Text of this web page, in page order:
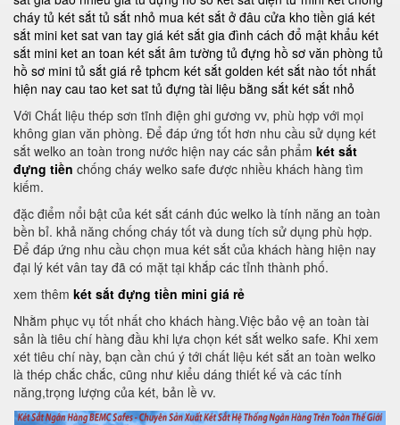
cháy tủ két sắt tủ sắt nhỏ mua két sắt ở đâu cửa kho tiền giá két
sắt mini ket sat van tay giá két sắt gia đình cách đổ mật khẩu két
sắt mini ket an toan két sắt âm tường tủ đựng hồ sơ văn phòng tủ
hồ sơ mini tủ sắt giá rẻ tphcm két sắt golden két sắt nào tốt nhất
hiện nay cau tao ket sat tủ đựng tài liệu bằng sắt két sắt nhỏ
Với Chất liệu thép sơn tĩnh điện ghi gương vv, phù hợp với mọi
không gian văn phòng. Để đáp ứng tốt hơn nhu cầu sử dụng két
sắt welko an toàn trong nước hiện nay các sản phẩm két sắt
đựng tiền chống cháy welko safe được nhiều khách hàng tìm
kiếm.
đặc điểm nổi bật của két sắt cánh đúc welko là tính năng an toàn
bền bỉ. khả năng chống cháy tốt và dung tích sử dụng phù hợp.
Để đáp ứng nhu cầu chọn mua két sắt của khách hàng hiện nay
đại lý két vân tay đã có mặt tại khắp các tỉnh thành phố.
xem thêm két sắt đựng tiền mini giá rẻ
Nhằm phục vụ tốt nhất cho khách hàng.Việc bảo vệ an toàn tài
sản là tiêu chí hàng đầu khi lựa chọn két sắt welko safe. Khi xem
xét tiêu chí này, bạn cần chú ý tới chất liệu két sắt an toàn welko
là thép chắc chắc, cũng như kiểu dáng thiết kế và các tính
năng,trọng lượng của két, bản lề vv.